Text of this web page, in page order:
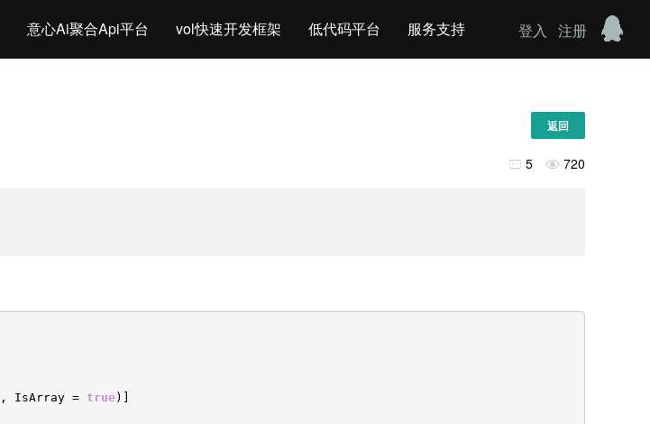
意心Ai聚合Api平台 vol快速开发框架 低代码平台 服务支持 登入 注册
返回
 5  720
, IsArray = true)]